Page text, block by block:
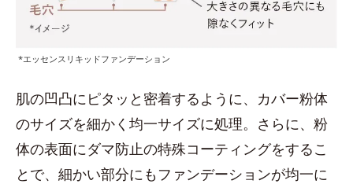
*エッセンスリキッドファンデーション
肌の凹凸にピタッと密着するように、カバー粉体
のサイズを細かく均一サイズに処理。さらに、粉
体の表面にダマ防止の特殊コーティングをするこ
とで、細かい部分にもファンデーションが均一に